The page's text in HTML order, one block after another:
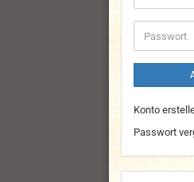
Mail-
Adresse
Passwort
Konto
Passwort